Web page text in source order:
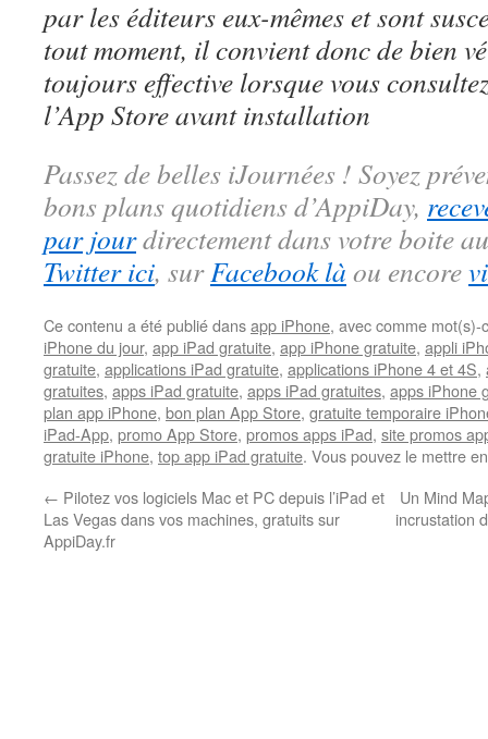
par les éditeurs eux-mêmes et sont
tout moment, il convient donc de bien
toujours effective lorsque vous
l’App Store avant installation
Passez de belles iJournées ! Soyez
bons plans quotidiens d’AppiDay,
par jourdirectement dans votre boite
Twitter ici, surFacebook là ou encore
Ce contenu a été publié dansapp iPhone, avec comme
iPhone du jour, app iPad gratuite, app iPhone gratuite, appli
gratuite, applications iPad gratuite, applications iPhone 4 et 4S,
gratuites, apps iPad gratuite, apps iPad gratuites, apps iPhone
plan app iPhone, bon plan App Store, gratuite temporaire
iPad-App, promo App Store, promos apps iPad, site promos
gratuite iPhone, top app iPad gratuite. Vous pouvez le mettre
← Pilotez vos logiciels Mac et PC depuis l’iPad et
Las Vegas dans vos machines, gratuits sur
AppiDay.fr
Un Mind
incrustation